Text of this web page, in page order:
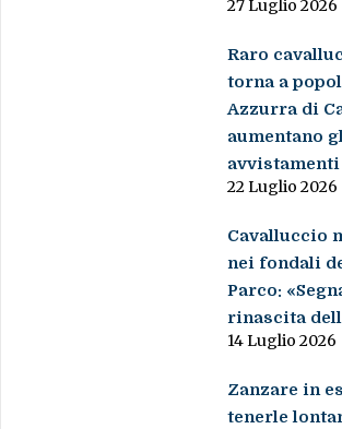
27 Luglio 2026
Raro
torna a
Azzurra di
aumentano
avvistamenti
22 Luglio 2026
Cavalluccio
nei fondali
Parco:
rinascita
14 Luglio 2026
Zanzare in
tenerle